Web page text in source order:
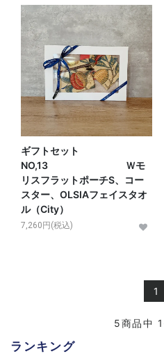
ギフトセット
NO,13 Ｗモ
リスフラットポーチS、コー
スター、OLSIAフェイスタオ
ル（City）
7,260円(税込)
1
5商品中
ランキング